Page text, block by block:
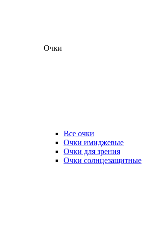
Очки
Все очки
Очки имиджевые
Очки для зрения
Очки солнцезащитные